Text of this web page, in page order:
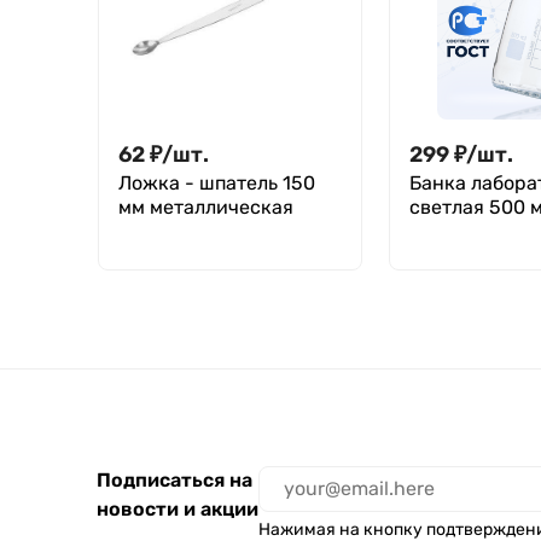
62₽/шт.
Ложка - шпатель 150
мм металлическая
299₽/шт.
Банка
светлая 500
Подписаться на
новости и акции
Нажимая на кнопку